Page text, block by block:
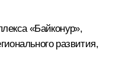
«Байконур»,
развития,